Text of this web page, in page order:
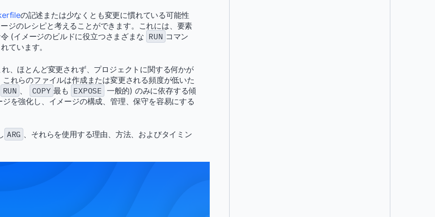
の記述または少なくとも変更に慣れている可能性
ジのレシピと考えることができます。これには、要素
(イメージのビルドに役立つさまざまな RUN コマン
ています。
、ほとんど変更されず、プロジェクトに関する何かが
れらのファイルは作成または変更される頻度が低いた
RUN 、 COPY 最も EXPOSE 一般的) のみに依存する傾
を強化し、イメージの構成、管理、保守を容易にする
ARG 、それらを使用する理由、方法、およびタイミン